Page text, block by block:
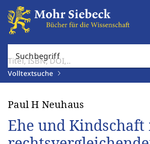
Suchbegriff
Volltextsuche
Paul H Neuhaus
Ehe und Kindschaft